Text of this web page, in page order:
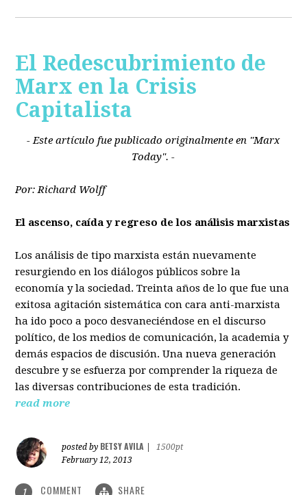
El Redescubrimiento de
Marx en la Crisis
Capitalista
- Este artículo fue publicado originalmente en "Marx
Today". -
Por: Richard Wolff
El ascenso, caída y regreso de los análisis marxistas
Los análisis de tipo marxista están nuevamente
resurgiendo en los diálogos públicos sobre la
economía y la sociedad. Treinta años de lo que fue una
exitosa agitación sistemática con cara anti-marxista
ha ido poco a poco desvaneciéndose en el discurso
político, de los medios de comunicación, la academia y
demás espacios de discusión. Una nueva generación
descubre y se esfuerza por comprender la riqueza de
las diversas contribuciones de esta tradición.
read more
posted by BETSY AVILA
1500pt
February 12, 2013
1 COMMENT SHARE